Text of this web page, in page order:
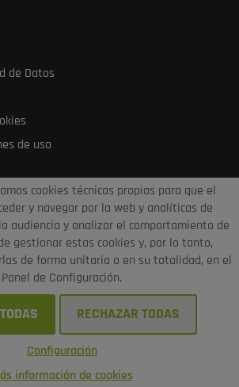
cookies técnicas propias para que el
y navegar por la web y analíticas de
audiencia y analizar el comportamiento de
gestionar estas cookies y, por lo tanto,
de forma unitaria o en su totalidad, en el
Panel de Configuración.
RECHAZAR TODAS
Configuración
información de cookies
de Datos
de uso
© 2021 - Diseño y
¿Chateamos?